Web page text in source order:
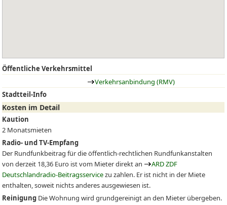
Öffentliche Verkehrsmittel
Verkehrsanbindung (RMV)
Stadtteil-Info
Kosten im Detail
Kaution
2 Monatsmieten
Radio- und TV-Empfang
Der Rundfunkbeitrag für die öffentlich-rechtlichen Rundfunkanstalten
von derzeit 18,36 Euro ist vom Mieter direkt an
ARD ZDF
Deutschlandradio-Beitragsservicezu zahlen. Er ist nicht in der Miete
enthalten, soweit nichts anderes ausgewiesen ist.
Reinigung Die Wohnung wird grundgereinigt an den Mieter übergeben.